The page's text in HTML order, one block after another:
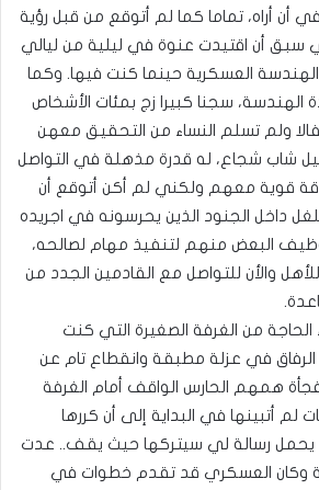
أراه، تماما كما لم أتوقع من قبل رؤية
سبق أن اقتيدت عنوة في ليلية من ليالي
العسكرية حينما كنت فيها. وكما
الهندسة، سجنا كبيرا زج بمئات الأشخاص
ولم تسلم النساء من التحقيق معهن
شاب شجاع، له قدرة مذهلة في التواصل
قوية معهم ولكني لم أكن أتوقع أن
داخل الجنود الذين يحرسونه في اجريده
البعض منهم لتنفيذ مهام لصالحه،
والأن للتواصل مع القادمين الجدد من
من الغرفة الصغيرة التي كنت
في عزلة مطبقة وانقطاع تام عن
فجأة همهم الحارس الواقف أمام الغرفة
أتبينها في البداية إلى أن كررها
يحمل رسالة لي سيتركها حيث يقف.. عدت
وكان العسكري قد تقدم خطوات في